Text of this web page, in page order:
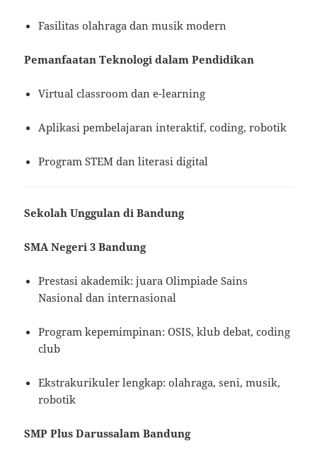
Fasilitas olahraga dan musik modern
Pemanfaatan Teknologi dalam Pendidikan
Virtual classroom dan e-learning
Aplikasi pembelajaran interaktif, coding, robotik
Program STEM dan literasi digital
Sekolah Unggulan di Bandung
SMA Negeri 3 Bandung
Prestasi akademik: juara Olimpiade Sains
Nasional dan internasional
Program kepemimpinan: OSIS, klub debat, coding
club
Ekstrakurikuler lengkap: olahraga, seni, musik,
robotik
SMP Plus Darussalam Bandung